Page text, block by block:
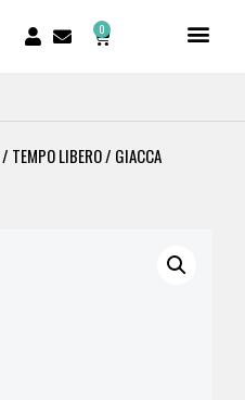
0
/ TEMPO LIBERO/ GIACCA